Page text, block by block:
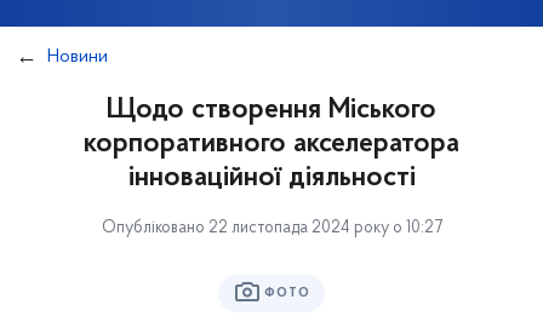
Новини
Щодо створення Міського
корпоративного акселератора
інноваційної діяльності
Опубліковано 22 листопада 2024 року о 10:27
ФОТО